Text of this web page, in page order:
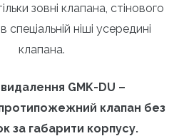
зовні клапана, стінового
спеціальній ніші усередині
клапана.
GMK-DU –
клапан без
за габарити корпусу.